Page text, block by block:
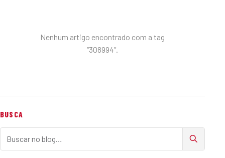
Nenhum artigo encontrado com a tag
“308994”.
BUSCA